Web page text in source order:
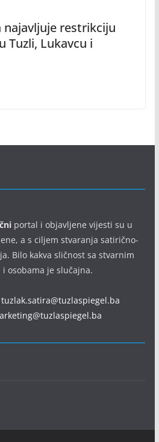
najavljuje restrikciju
Tuzli, Lukavcu i
portal i objavljene vijesti su u
a s ciljem stvaranja satirično-
Bilo kakva sličnost sa stvarnim
osobama je slučajna.
tuzlak.satira@tuzlaspiegel.ba